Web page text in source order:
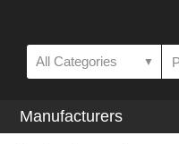
All Categories ▼
Manufacturers